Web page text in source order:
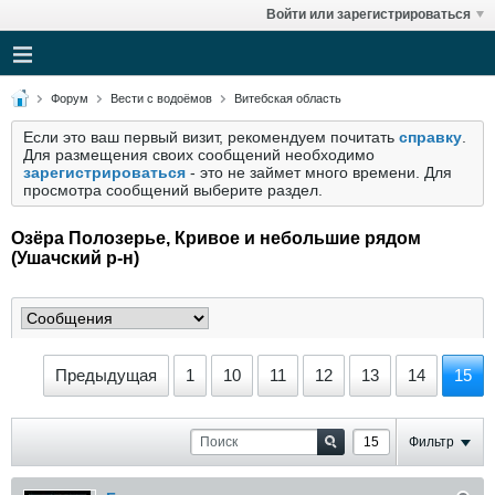
Войти или зарегистрироваться
Форум Вести с водоёмов Витебская область
Если это ваш первый визит, рекомендуем почитать справку
Для размещения своих сообщений необходимо
зарегистрироваться - это не займет много времени. Для
просмотра сообщений выберите раздел.
Озёра Полозерье, Кривое и небольшие рядом
(Ушачский р-н)
Предыдущая 1 10 11 12 13 14 15
Фильтр